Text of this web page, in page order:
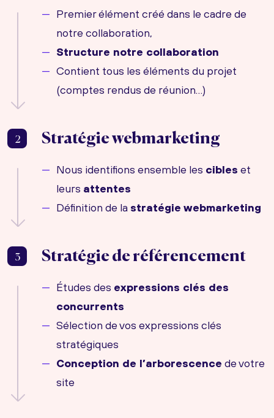
Premier élément créé dans le cadre de
notre collaboration,
Structure notre collaboration
Contient tous les éléments du projet
(comptes rendus de réunion…)
2 Stratégie webmarketing
Nous identifions ensemble les cibles et
leurs attentes
Définition de la stratégie webmarketing
3 Stratégie de référencement
Études des expressions clés des
concurrents
Sélection de vos expressions clés
stratégiques
Conception de l’arborescence de votre
site